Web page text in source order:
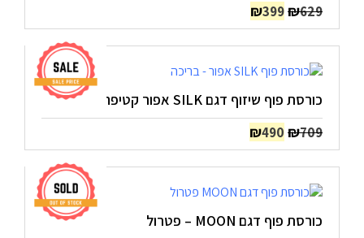
₪629
המחיר
המקורי
היה:
₪629.
₪399
הנוכחי
הוא:
₪399.
כורסת פוף שיזוף דגם SILK אפור קטיפה
₪709
המחיר
המקורי
היה:
₪709.
₪490
הנוכחי
הוא:
₪490.
כורסת פוף דגם MOON – פטרול